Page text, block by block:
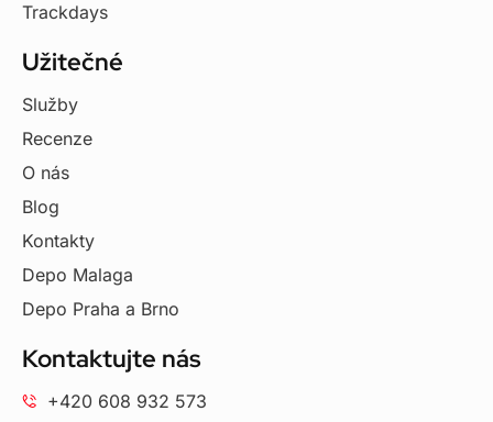
Trackdays
Užitečné
Služby
Recenze
O nás
Blog
Kontakty
Depo Malaga
Depo Praha a Brno
Kontaktujte nás
+420 608 932 573